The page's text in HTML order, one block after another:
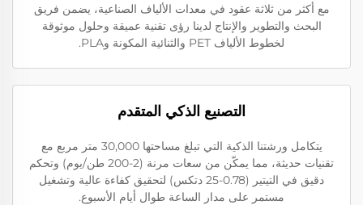
مع أكثر من ثلاثة عقود في معدات الألياف الصناعية، يضمن فريق
البحث والتطوير والإنتاج لدينا رؤى تقنية عميقة وحلول موثوقة
لخطوط الألياف PET والثنائية المكونة وPLA.
التصنيع الذكي المتقدم
يتكامل ورشتنا الذكية التي تبلغ مساحتها 30,000 متر مربع مع
تقنيات حديثة، مما يمكّن من سعات مرنة (2-200 طن/يوم) وتحكم
دقيق في التيتير (0.78-25 دتكس) لتحقيق كفاءة عالية وتشغيل
مستمر على مدار الساعة طوال أيام الأسبوع.